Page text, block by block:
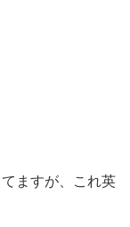
ますが、これ英